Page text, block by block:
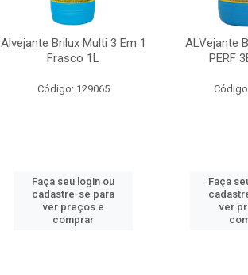
Alvejante Brilux Multi 3 Em 1
Frasco 1L
Código: 129065
Faça seu login ou
cadastre-se para
ver preços e
comprar
ALVejante
PERF
Faça
ver